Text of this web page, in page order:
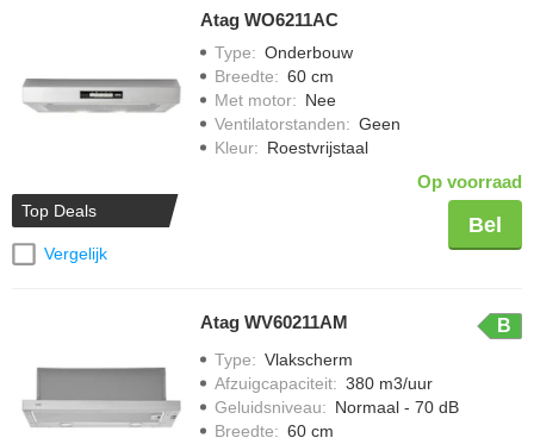
Top Deals
Vergelijk
Atag WO6211AC
Type: Onderbouw
Breedte: 60 cm
Met motor: Nee
Ventilatorstanden: Geen
Kleur: Roestvrijstaal
Op voorraad
Bel
Atag WV60211AM B
Type: Vlakscherm
Afzuigcapaciteit: 380 m3/uur
Geluidsniveau: Normaal - 70 dB
Breedte: 60 cm